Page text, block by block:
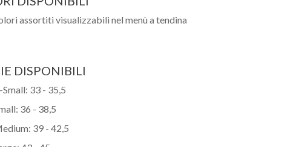
/ Cellulare
assortiti visualizzabili nel menù a tendina
DISPONIBILI
Small: 33 - 35,5
36 - 38,5
39 - 42,5